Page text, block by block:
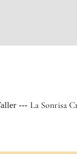
--- La Sonrisa